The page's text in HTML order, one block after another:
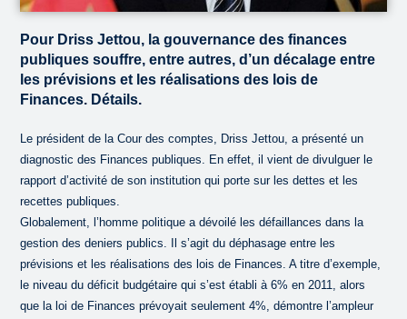
Pour Driss Jettou, la gouvernance des finances
publiques souffre, entre autres, d’un décalage entre
les prévisions et les réalisations des lois de
Finances. Détails.
Le président de la Cour des comptes, Driss Jettou, a présenté un
diagnostic des Finances publiques. En effet, il vient de divulguer le
rapport d’activité de son institution qui porte sur les dettes et les
recettes publiques.
Globalement, l’homme politique a dévoilé les défaillances dans la
gestion des deniers publics. Il s’agit du déphasage entre les
prévisions et les réalisations des lois de Finances. A titre d’exemple,
le niveau du déficit budgétaire qui s’est établi à 6% en 2011, alors
que la loi de Finances prévoyait seulement 4%, démontre l’ampleur